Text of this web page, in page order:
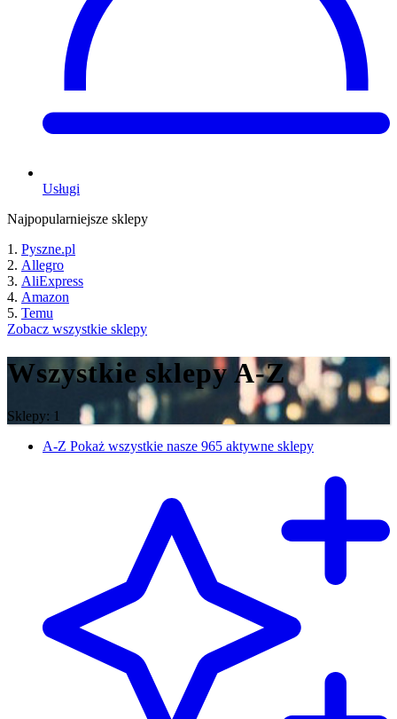
Usługi
Najpopularniejsze sklepy
Pyszne.pl
Allegro
AliExpress
Amazon
Temu
Zobacz wszystkie sklepy
Wszystkie sklepy A-Z
Sklepy: 1
A-Z Pokaż wszystkie nasze 965 aktywne sklepy